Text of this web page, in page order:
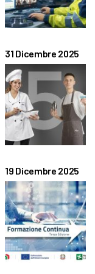
31 Dicembre 2025
19 Dicembre 2025